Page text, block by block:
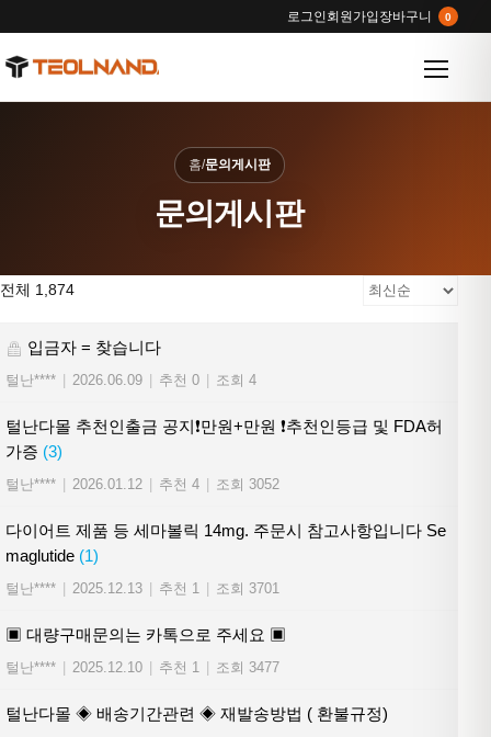
로그인회원가입장바구니 0
홈/문의게시판
문의게시판
전체 1,874
입금자 = 찾습니다
털난**** 2026.06.09 추천 0 조회 4
털난다몰 추천인출금 공지❗만원+만원 ❗추천인등급 및 FDA허
가증 (3)
털난**** 2026.01.12 추천 4 조회 3052
다이어트 제품 등 세마볼릭 14mg. 주문시 참고사항입니다 Se
maglutide (1)
털난**** 2025.12.13 추천 1 조회 3701
▣ 대량구매문의는 카톡으로 주세요 ▣
털난**** 2025.12.10 추천 1 조회 3477
털난다몰 ◈ 배송기간관련 ◈ 재발송방법 ( 환불규정)